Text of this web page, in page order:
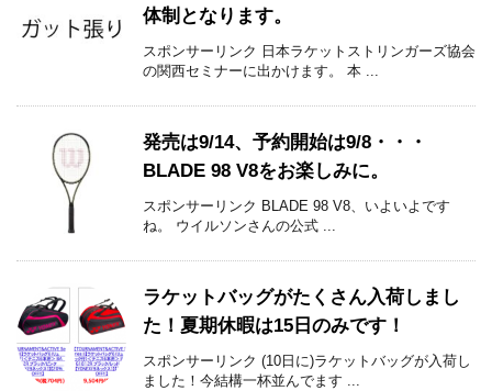
体制となります。
スポンサーリンク 日本ラケットストリンガーズ協会
の関西セミナーに出かけます。 本 ...
発売は9/14、予約開始は9/8・・・
BLADE 98 V8をお楽しみに。
スポンサーリンク BLADE 98 V8、いよいよです
ね。 ウイルソンさんの公式 ...
ラケットバッグがたくさん入荷しまし
た！夏期休暇は15日のみです！
スポンサーリンク (10日に)ラケットバッグが入荷し
ました！今結構一杯並んでます ...